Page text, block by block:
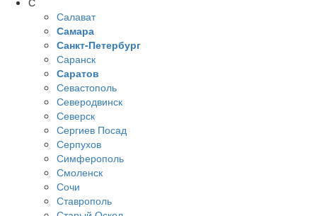
Салават
Самара
Санкт-Петербург
Саранск
Саратов
Севастополь
Северодвинск
Северск
Сергиев Посад
Серпухов
Симферополь
Смоленск
Сочи
Ставрополь